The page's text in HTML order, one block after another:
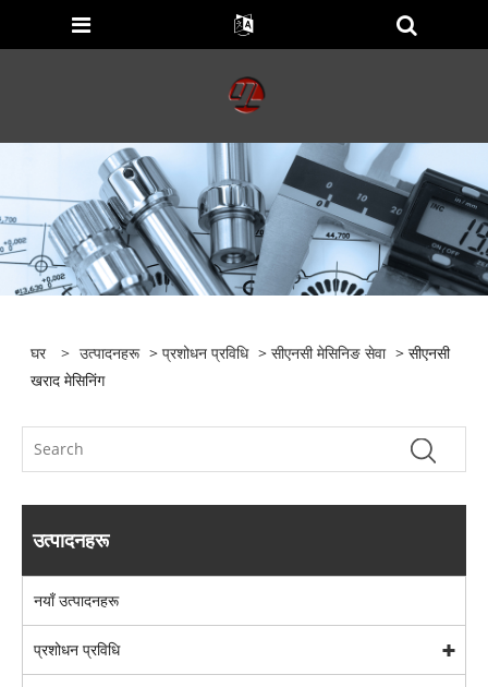
घर > उत्पादनहरू >प्रशोधन प्रविधि >सीएनसी मेसिनिङ सेवा > सीएनसी
खराद मेसिनिंग
उत्पादनहरू
नयाँ उत्पादनहरू
प्रशोधन प्रविधि